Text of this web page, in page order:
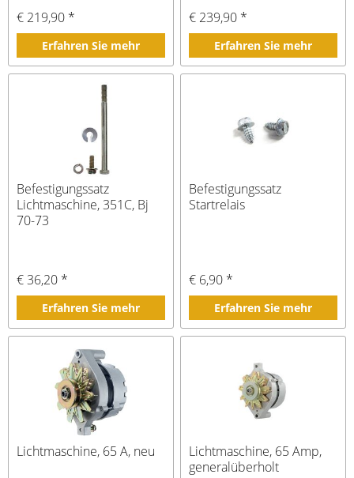
€ 219,90 *
Erfahren Sie mehr
€ 239,90 *
Erfahren Sie mehr
Befestigungssatz
Lichtmaschine, 351C, Bj
70-73
€ 36,20 *
Erfahren Sie mehr
Befestigungssatz
Startrelais
€ 6,90 *
Erfahren Sie mehr
Lichtmaschine, 65 A, neu
Lichtmaschine, 65 Amp,
generalüberholt